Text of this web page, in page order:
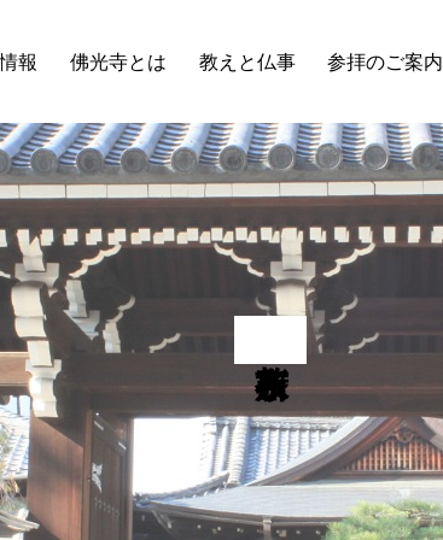
報 佛光寺とは 教えと仏事 参拝のご案内